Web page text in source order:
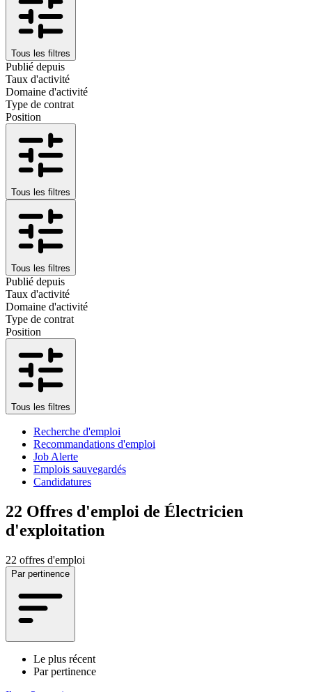
Tous les filtres
Publié depuis
Taux d'activité
Domaine d'activité
Type de contrat
Position
Tous les filtres
Tous les filtres
Publié depuis
Taux d'activité
Domaine d'activité
Type de contrat
Position
Tous les filtres
Recherche d'emploi
Recommandations d'emploi
Job Alerte
Emplois sauvegardés
Candidatures
22 Offres d'emploi de Électricien
d'exploitation
22 offres d'emploi
Par pertinence
Le plus récent
Par pertinence